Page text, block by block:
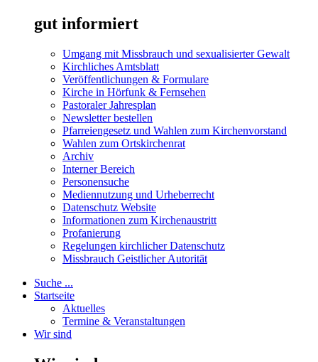
gut informiert
Umgang mit Missbrauch und sexualisierter Gewalt
Kirchliches Amtsblatt
Veröffentlichungen & Formulare
Kirche in Hörfunk & Fernsehen
Pastoraler Jahresplan
Newsletter bestellen
Pfarreiengesetz und Wahlen zum Kirchenvorstand
Wahlen zum Ortskirchenrat
Archiv
Interner Bereich
Personensuche
Mediennutzung und Urheberrecht
Datenschutz Website
Informationen zum Kirchenaustritt
Profanierung
Regelungen kirchlicher Datenschutz
Missbrauch Geistlicher Autorität
Suche ...
Startseite
Aktuelles
Termine & Veranstaltungen
Wir sind